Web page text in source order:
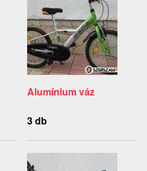
Alumínium váz
3 db